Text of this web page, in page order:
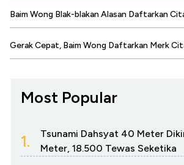
Baim Wong Blak-blakan Alasan Daftarkan
Gerak Cepat, Baim Wong Daftarkan Merk
Most Popular
1.
Tsunami Dahsyat 40 Meter
Meter, 18.500 Tewas Seketika